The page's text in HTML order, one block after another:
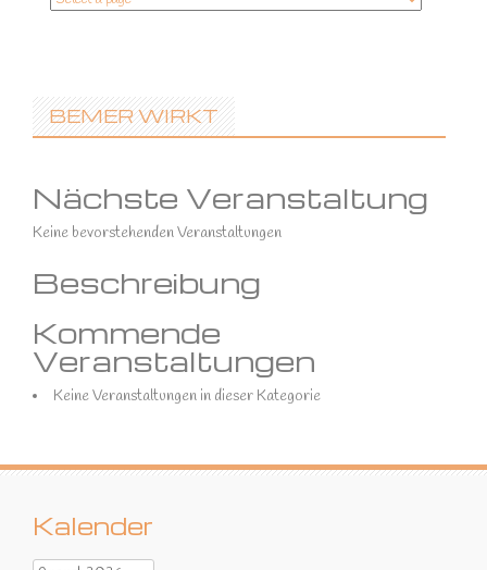
SKIP
BEMER WIRKT
Nächste Veranstaltung
Keine bevorstehenden Veranstaltungen
Beschreibung
Kommende
Veranstaltungen
Keine Veranstaltungen in dieser Kategorie
Kalender